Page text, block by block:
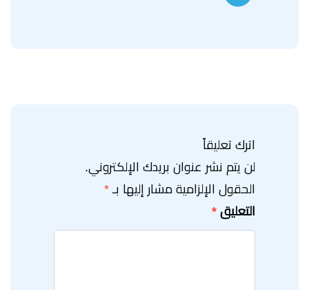
اترك تعليقاً
لن يتم نشر عنوان بريدك الإلكتروني.
الحقول الإلزامية مشار إليها بـ *
التعليق *